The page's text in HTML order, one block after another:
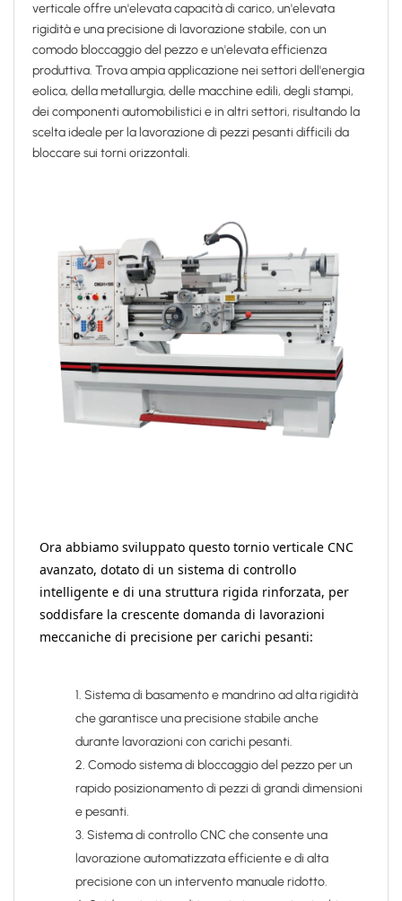
verticale offre un'elevata capacità di carico, un'elevata
rigidità e una precisione di lavorazione stabile, con un
comodo bloccaggio del pezzo e un'elevata efficienza
produttiva. Trova ampia applicazione nei settori dell'energia
eolica, della metallurgia, delle macchine edili, degli stampi,
dei componenti automobilistici e in altri settori, risultando la
scelta ideale per la lavorazione di pezzi pesanti difficili da
bloccare sui torni orizzontali.
Ora abbiamo sviluppato questo tornio verticale CNC
avanzato, dotato di un sistema di controllo
intelligente e di una struttura rigida rinforzata, per
soddisfare la crescente domanda di lavorazioni
meccaniche di precisione per carichi pesanti:
1. Sistema di basamento e mandrino ad alta rigidità
che garantisce una precisione stabile anche
durante lavorazioni con carichi pesanti.
2. Comodo sistema di bloccaggio del pezzo per un
rapido posizionamento di pezzi di grandi dimensioni
e pesanti.
3. Sistema di controllo CNC che consente una
lavorazione automatizzata efficiente e di alta
precisione con un intervento manuale ridotto.